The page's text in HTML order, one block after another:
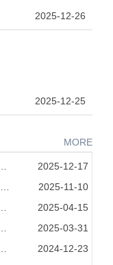
2025-12-26
2025-12-25
MORE
2025-12-17
2025-11-10
2025-04-15
2025-03-31
2024-12-23